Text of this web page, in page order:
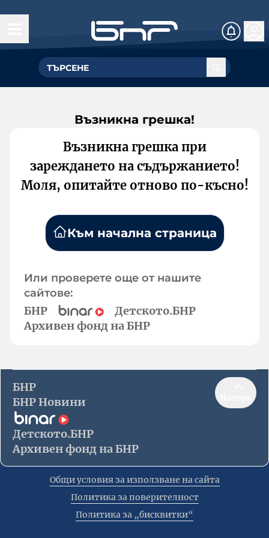
Възникна грешка!
Възникна грешка при
зареждането на съдържанието!
Моля, опитайте отново по-късно!
Към начална страница
Или проверете още от нашите
сайтове:
БНР
Детското.БНР
Архивен фонд на БНР
БНР
БНР Новини
Детското.БНР
Архивен фонд на БНР
Общи условия за използване на сайта
Политика за поверителност
Политика за „бисквитки“